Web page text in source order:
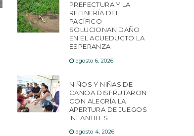
PREFECTURA Y LA
REFINERÍA DEL
PACÍFICO
SOLUCIONAN DAÑO
EN EL ACUEDUCTO LA
ESPERANZA
agosto 6, 2026
NIÑOS Y NIÑAS DE
CANOA DISFRUTARON
CON ALEGRÍA LA
APERTURA DE JUEGOS
INFANTILES
agosto 4, 2026